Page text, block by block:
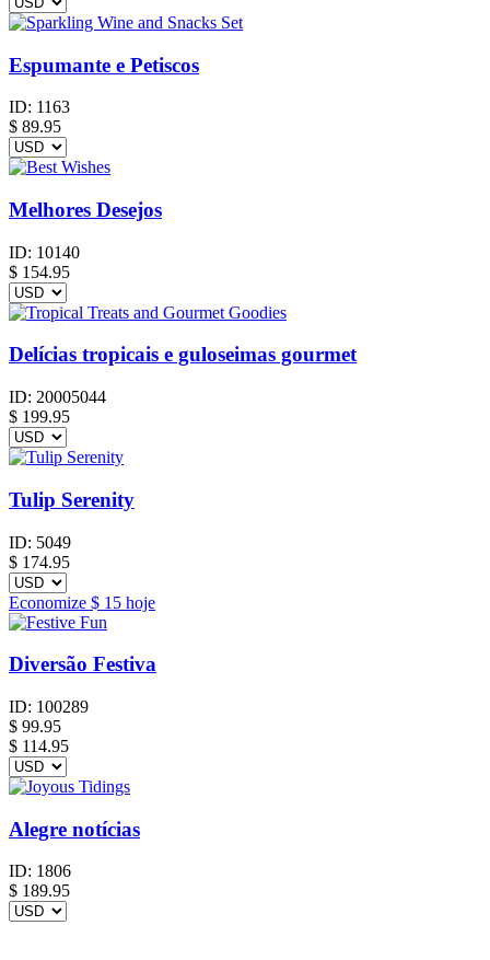
Espumante e Petiscos
ID: 1163
$ 89.95
Melhores Desejos
ID: 10140
$ 154.95
Delícias tropicais e guloseimas gourmet
ID: 20005044
$ 199.95
Tulip Serenity
ID: 5049
$ 174.95
Economize $ 15 hoje
Diversão Festiva
ID: 100289
$ 99.95
$ 114.95
Alegre notícias
ID: 1806
$ 189.95